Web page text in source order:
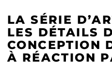
LA SÉRIE
LES DÉTAILS
CONCEPTION
À RÉACTION